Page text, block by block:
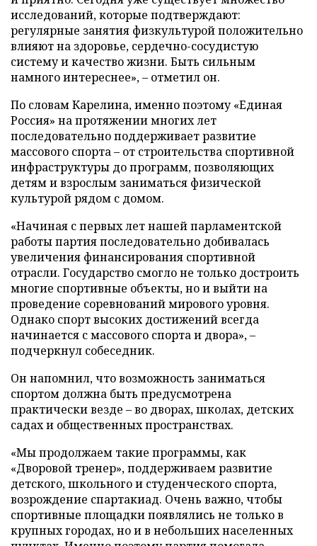
исследований, которые подтверждают:
регулярные занятия физкультурой положительно
влияют на здоровье, сердечно-сосудистую
систему и качество жизни. Быть сильным
намного интереснее», – отметил он.
По словам Карелина, именно поэтому «Единая
Россия» на протяжении многих лет
последовательно поддерживает развитие
массового спорта – от строительства спортивной
инфраструктуры до программ, позволяющих
детям и взрослым заниматься физической
культурой рядом с домом.
«Начиная с первых лет нашей парламентской
работы партия последовательно добивалась
увеличения финансирования спортивной
отрасли. Государство смогло не только достроить
многие спортивные объекты, но и выйти на
проведение соревнований мирового уровня.
Однако спорт высоких достижений всегда
начинается с массового спорта и двора», –
подчеркнул собеседник.
Он напомнил, что возможность заниматься
спортом должна быть предусмотрена
практически везде – во дворах, школах, детских
садах и общественных пространствах.
«Мы продолжаем такие программы, как
«Дворовой тренер», поддерживаем развитие
детского, школьного и студенческого спорта,
возрождение спартакиад. Очень важно, чтобы
спортивные площадки появлялись не только в
крупных городах, но и в небольших населенных